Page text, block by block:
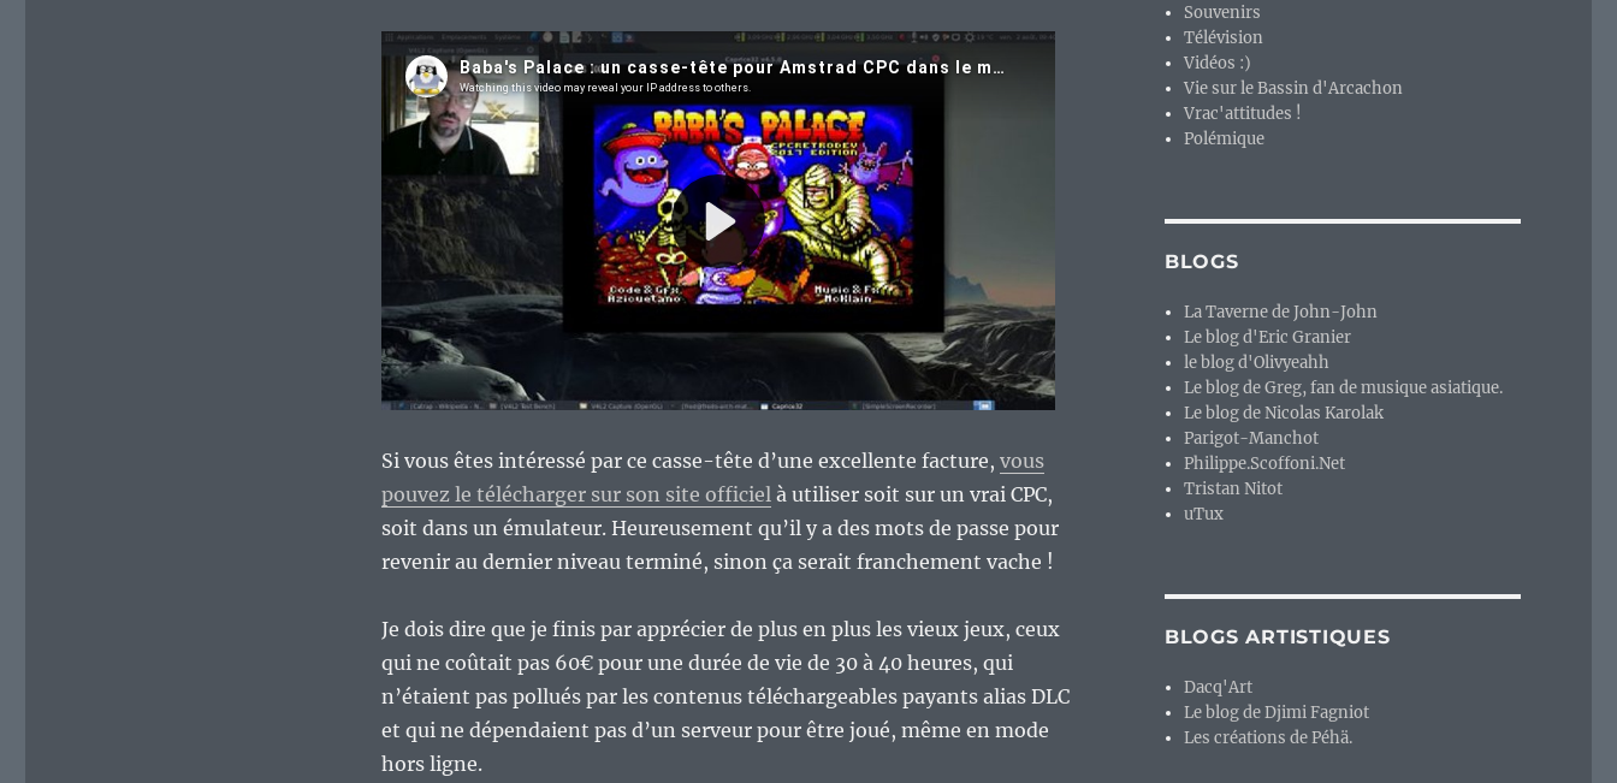
Si vous êtes intéressé par ce casse-tête d’une excellente facture, vous
pouvez le télécharger sur son site officielà utiliser soit sur un vrai CPC,
soit dans un émulateur. Heureusement qu’il y a des mots de passe pour
revenir au dernier niveau terminé, sinon ça serait franchement vache !
Je dois dire que je finis par apprécier de plus en plus les vieux jeux, ceux
qui ne coûtait pas 60€ pour une durée de vie de 30 à 40 heures, qui
n’étaient pas pollués par les contenus téléchargeables payants alias DLC
et qui ne dépendaient pas d’un serveur pour être joué, même en mode
hors ligne.
Souvenirs
Télévision
Vidéos :)
Vie sur le Bassin d'Arcachon
Vrac'attitudes !
Polémique
BLOGS
La Taverne de John-John
Le blog d'Eric Granier
le blog d'Olivyeahh
Le blog de Greg, fan de musique asiatique.
Le blog de Nicolas Karolak
Parigot-Manchot
Philippe.Scoffoni.Net
Tristan Nitot
uTux
BLOGS ARTISTIQUES
Dacq'Art
Le blog de Djimi Fagniot
Les créations de Péhä.